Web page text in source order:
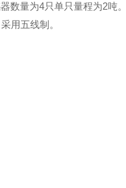
数量为4只单只量程为2吨。
用五线制。